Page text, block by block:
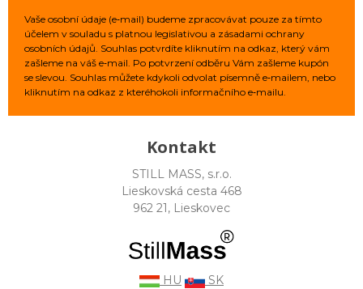
Vaše osobní údaje (e‑mail) budeme zpracovávat pouze za tímto
účelem v souladu s platnou legislativou a zásadami ochrany
osobních údajů. Souhlas potvrdíte kliknutím na odkaz, který vám
zašleme na váš e‑mail. Po potvrzení odběru Vám zašleme kupón
se slevou. Souhlas můžete kdykoli odvolat písemně e‑mailem, nebo
kliknutím na odkaz z kteréhokoli informačního e‑mailu.
Kontakt
STILL MASS, s.r.o.
Lieskovská cesta 468
962 21, Lieskovec
HU SK